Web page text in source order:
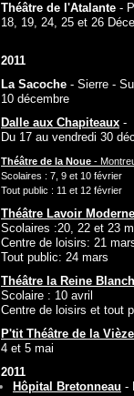
Théâtre de l'Atalante -
18, 19, 24, 25 et 26
2011
La Sacoche - Sierre -
10 décembre
Dalle aux Chapiteaux -
Du 17 au vendredi 30
Théâtre de la Noue -
Scolaires : 7, 9 et 10 février
Tout public : 11 et 12 février
Théâtre Lavoir
Scolaires :20, 22 et 23
Centre de loisirs: 21
Tout public: 24 mars
Théâtre la Reine
Scolaire : 10 avril
Centre de loisirs et tout
P'tit Théâtre de la Vièze
4 et 5 mai
2011
Hôpital Bretonneau -